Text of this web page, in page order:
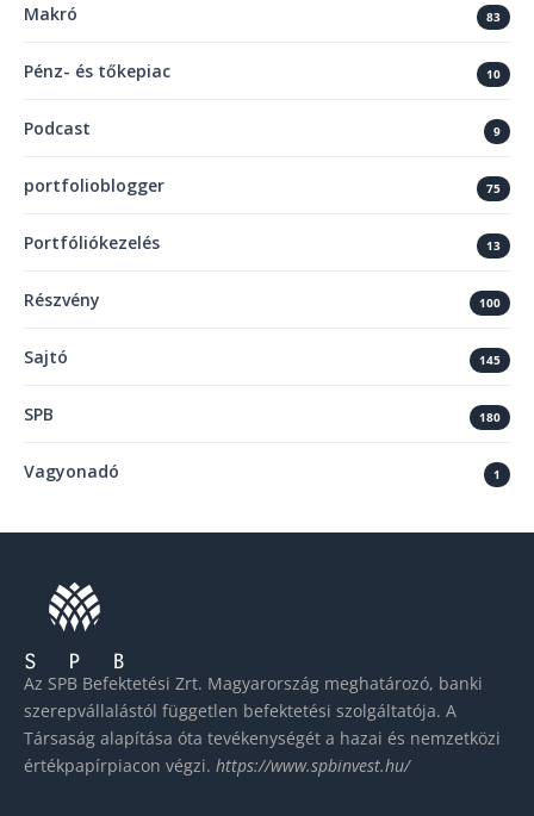
Makró 83
Pénz- és tőkepiac 10
Podcast 9
portfolioblogger 75
Portfóliókezelés 13
Részvény 100
Sajtó 145
SPB 180
Vagyonadó 1
Az SPB Befektetési Zrt. Magyarország meghatározó, banki
szerepvállalástól független befektetési szolgáltatója. A
Társaság alapítása óta tevékenységét a hazai és nemzetközi
értékpapírpiacon végzi. https://www.spbinvest.hu/